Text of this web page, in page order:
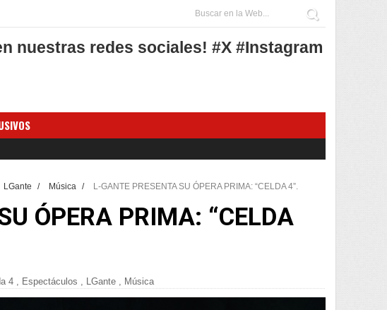
nuestras redes sociales! #X #Instagram
LGante / Música / L-GANTE PRESENTA SU ÓPERA PRIMA: “CELDA 4”.
ÓPERA PRIMA: “CELDA
4 , Espectáculos , LGante , Música